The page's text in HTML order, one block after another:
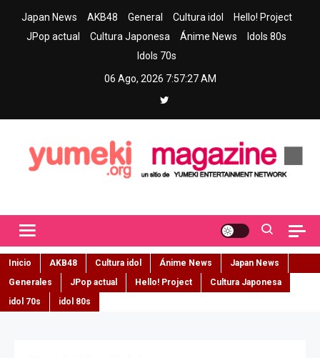
Japan News AKB48 General Cultura idol
Hello! Project
JPop actual
Cultura Japonesa Ánime News
Idols 80s
Idols 70s
06 Ago, 2026 7:57:28 AM
Inicio AKB48 Cultura idol Ánime News
Japan News
Generales
JPop actual Hello! Project
Cultura Japonesa
idol 70s
idol 80s